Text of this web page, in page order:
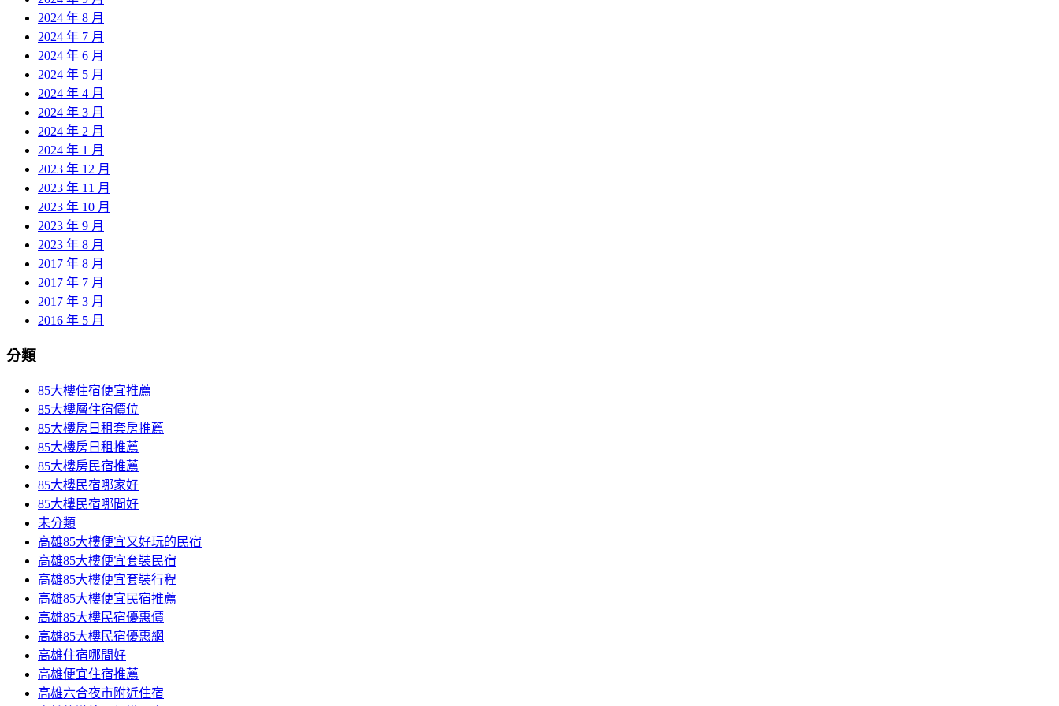
2024 年 8 月
2024 年 7 月
2024 年 6 月
2024 年 5 月
2024 年 4 月
2024 年 3 月
2024 年 2 月
2024 年 1 月
2023 年 12 月
2023 年 11 月
2023 年 10 月
2023 年 9 月
2023 年 8 月
2017 年 8 月
2017 年 7 月
2017 年 3 月
2016 年 5 月
分類
85大樓住宿便宜推薦
85大樓層住宿價位
85大樓房日租套房推薦
85大樓房日租推薦
85大樓房民宿推薦
85大樓民宿哪家好
85大樓民宿哪間好
未分類
高雄85大樓便宜又好玩的民宿
高雄85大樓便宜套裝民宿
高雄85大樓便宜套裝行程
高雄85大樓便宜民宿推薦
高雄85大樓民宿優惠價
高雄85大樓民宿優惠網
高雄住宿哪間好
高雄便宜住宿推薦
高雄六合夜市附近住宿